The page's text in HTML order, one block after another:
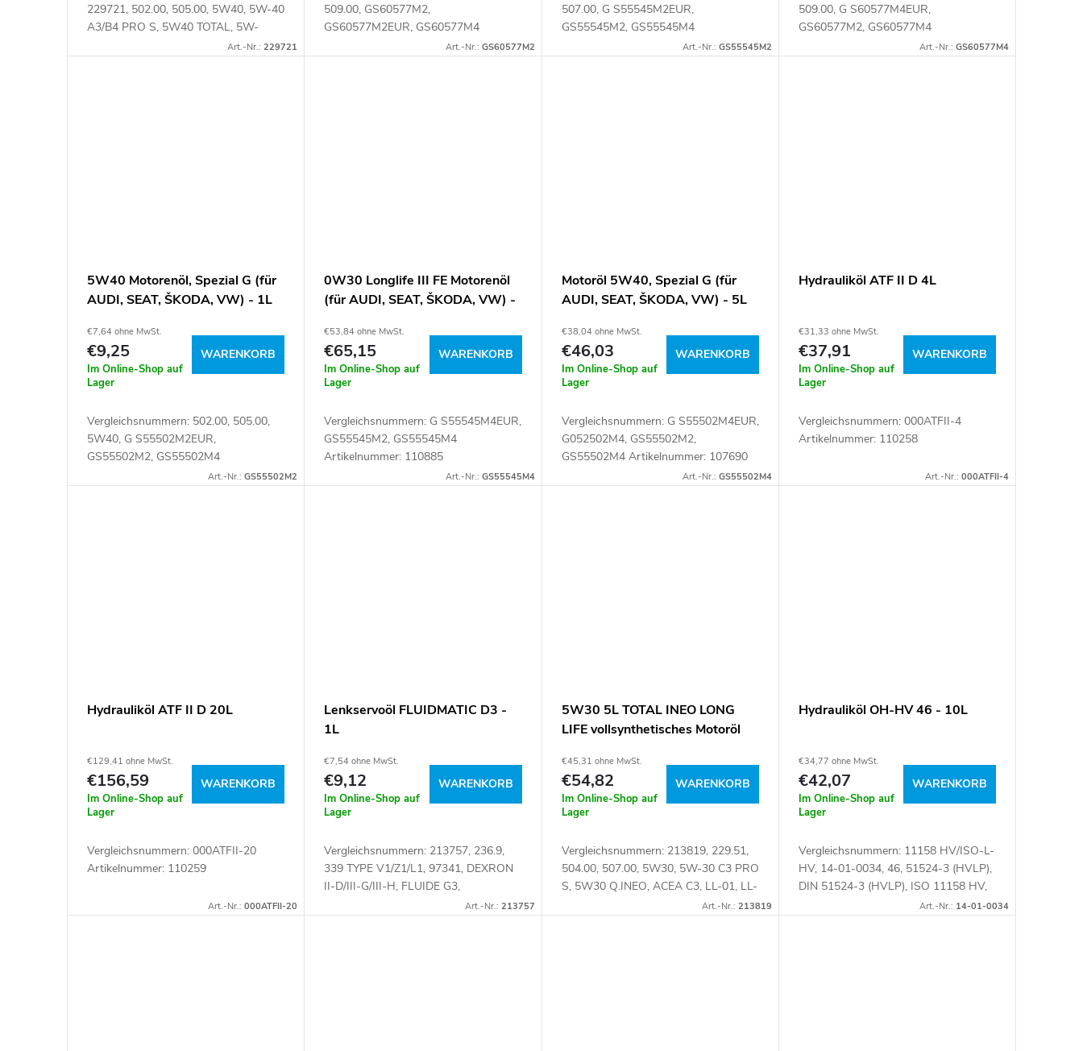
229721, 502.00, 505.00, 5W40, 5W-40
A3/B4 PRO S, 5W40 TOTAL, 5W-
40A3/B4 PRO S, A3/B4, A40, B71
Art.-Nr.:229721
509.00, GS60577M2,
GS60577M2EUR, GS60577M4
Art.-Nr.: GS60577M2
507.00, G S55545M2EUR,
GS55545M2, GS55545M4
Art.-Nr.: GS55545M2
509.00, G S60577M4EUR,
GS60577M2, GS60577M4
Art.-Nr.: GS60577M4
5W40 Motorenöl, Spezial G (für
AUDI, SEAT, ŠKODA, VW) - 1L
€7,64 ohne MwSt.
€9,25
Im Online-Shop auf
Lager
WARENKORB
Vergleichsnummern: 502.00, 505.00,
5W40, G S55502M2EUR,
GS55502M2, GS55502M4
Art.-Nr.:GS55502M2
0W30 Longlife III FE Motorenöl
(für AUDI, SEAT, ŠKODA, VW) -
€53,84 ohne MwSt.
€65,15
Im Online-Shop auf
Lager
WARENKORB
Vergleichsnummern: G S55545M4EUR,
GS55545M2, GS55545M4
Artikelnummer: 110885
Art.-Nr.: GS55545M4
Motoröl 5W40, Spezial G (für
AUDI, SEAT, ŠKODA, VW) - 5L
€38,04 ohne MwSt.
€46,03
Im Online-Shop auf
Lager
WARENKORB
Vergleichsnummern: G S55502M4EUR,
G052502M4, GS55502M2,
GS55502M4 Artikelnummer: 107690
Art.-Nr.: GS55502M4
Hydrauliköl ATF II D 4L
€31,33 ohne MwSt.
€37,91
Im Online-Shop auf
Lager
WARENKORB
Vergleichsnummern: 000ATFII-4
Artikelnummer: 110258
Art.-Nr.: 000ATFII-4
Hydrauliköl ATF II D 20L
€129,41 ohne MwSt.
€156,59
Im Online-Shop auf
Lager
WARENKORB
Vergleichsnummern: 000ATFII-20
Artikelnummer: 110259
Art.-Nr.:000ATFII-20
Lenkservoöl FLUIDMATIC D3 -
1L
€7,54 ohne MwSt.
€9,12
Im Online-Shop auf
Lager
WARENKORB
Vergleichsnummern: 213757, 236.9,
339 TYPE V1/Z1/L1, 97341, DEXRON
II-D/III-G/III-H, FLUIDE G3,
FLUIDMATICD3, MERCON, TE-ML
Art.-Nr.: 213757
5W30 5L TOTAL INEO LONG
LIFE vollsynthetisches Motoröl
€45,31 ohne MwSt.
€54,82
Im Online-Shop auf
Lager
WARENKORB
Vergleichsnummern: 213819, 229.51,
504.00, 507.00, 5W30, 5W-30 C3 PRO
S, 5W30 Q.INEO, ACEA C3, LL-01, LL-
Art.-Nr.: 213819
Hydrauliköl OH-HV 46 - 10L
€34,77 ohne MwSt.
€42,07
Im Online-Shop auf
Lager
WARENKORB
Vergleichsnummern: 11158 HV/ISO-L-
HV, 14-01-0034, 46, 51524-3 (HVLP),
DIN 51524-3 (HVLP), ISO 11158 HV,
ISO-L-HV Artikelnummer: 101064
Art.-Nr.: 14-01-0034